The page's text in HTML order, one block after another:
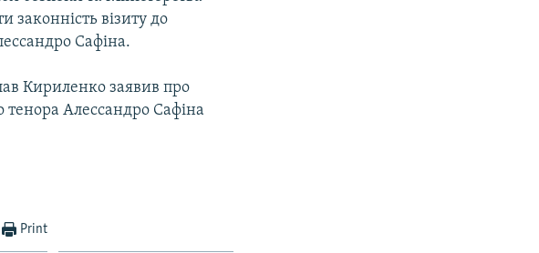
законність візиту до
Сафіна.
Кириленко заявив про
тенора Алессандро Сафіна
Print